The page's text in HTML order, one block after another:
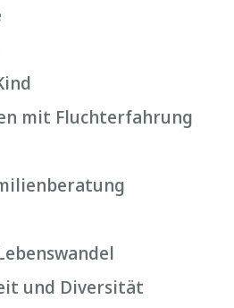
mit Fluchterfahrung
und Diversität